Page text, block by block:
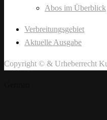
Abos im Überblick
Verbreitungsgebiet
Aktuelle Ausgabe
Copyright © & Urheberrecht